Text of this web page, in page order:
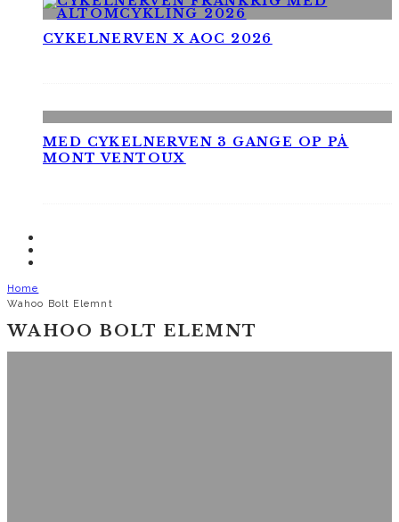
CYKELNERVEN X AOC 2026
MED CYKELNERVEN 3 GANGE OP PÅ
MONT VENTOUX
Home
Wahoo Bolt Elemnt
WAHOO BOLT ELEMNT